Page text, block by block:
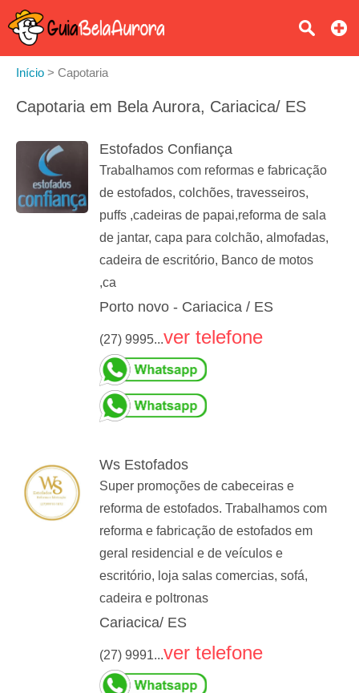
Início > Capotaria
Capotaria em Bela Aurora, Cariacica/ ES
Estofados Confiança
Trabalhamos com reformas e fabricação
de estofados, colchões, travesseiros,
puffs ,cadeiras de papai,reforma de sala
de jantar, capa para colchão, almofadas,
cadeira de escritório, Banco de motos
,ca
Porto novo - Cariacica / ES
(27) 9995...ver telefone
Ws Estofados
Super promoções de cabeceiras e
reforma de estofados. Trabalhamos com
reforma e fabricação de estofados em
geral residencial e de veículos e
escritório, loja salas comercias, sofá,
cadeira e poltronas
Cariacica/ ES
(27) 9991...ver telefone